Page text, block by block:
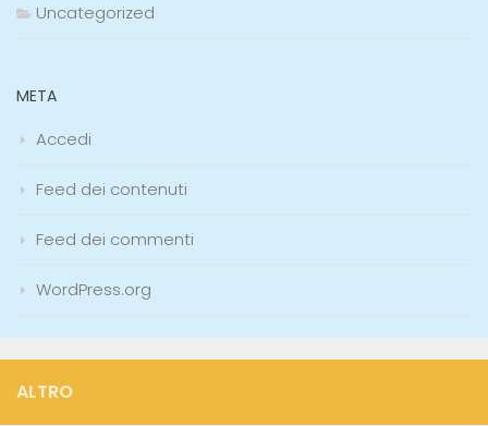
Uncategorized
META
Accedi
Feed dei contenuti
Feed dei commenti
WordPress.org
ALTRO